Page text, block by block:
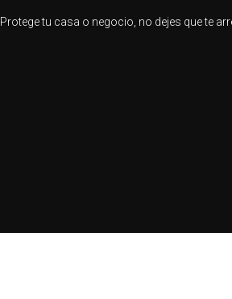
Protege tu casa o negocio, no dejes que te